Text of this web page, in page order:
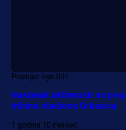
Premijer liga BiH
Nastavak aktivnosti na
tribine stadiona Grbavica
1 godina 10 mjesec